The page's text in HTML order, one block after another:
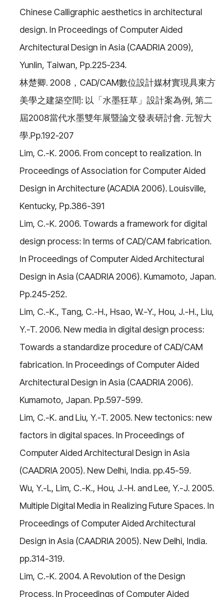
Chinese Calligraphic aesthetics in architectural
design. In Proceedings of Computer Aided
Architectural Design in Asia (CAADRIA 2009),
Yunlin, Taiwan, Pp.225-234.
林楚卿. 2008，CAD/CAM數位設計媒材實現具東方
美學之建築空間: 以「水墨狂草」設計案為例, 第二
屆2008當代水墨雙年展暨論文發表研討會. 元智大
學.Pp.192-207
Lim, C.-K. 2006. From concept to realization. In
Proceedings of Association for Computer Aided
Design in Architecture (ACADIA 2006). Louisville,
Kentucky, Pp.386-391
Lim, C.-K. 2006. Towards a framework for digital
design process: In terms of CAD/CAM fabrication.
In Proceedings of Computer Aided Architectural
Design in Asia (CAADRIA 2006). Kumamoto, Japan.
Pp.245-252.
Lim, C.-K., Tang, C.-H., Hsao, W.-Y., Hou, J.-H., Liu,
Y.-T. 2006. New media in digital design process:
Towards a standardize procedure of CAD/CAM
fabrication. In Proceedings of Computer Aided
Architectural Design in Asia (CAADRIA 2006).
Kumamoto, Japan. Pp.597-599.
Lim, C.-K. and Liu, Y.-T. 2005. New tectonics: new
factors in digital spaces. In Proceedings of
Computer Aided Architectural Design in Asia
(CAADRIA 2005). New Delhi, India. pp.45-59.
Wu, Y.-L, Lim, C.-K., Hou, J.-H. and Lee, Y.-J. 2005.
Multiple Digital Media in Realizing Future Spaces. In
Proceedings of Computer Aided Architectural
Design in Asia (CAADRIA 2005). New Delhi, India.
pp.314-319.
Lim, C.-K. 2004. A Revolution of the Design
Process. In Proceedings of Computer Aided